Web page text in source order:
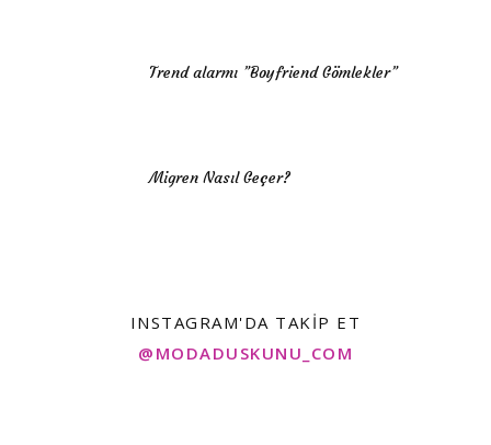
Trend alarmı ”Boyfriend Gömlekler”
Migren Nasıl Geçer?
INSTAGRAM'DA TAKIP ET
@MODADUSKUNU_COM